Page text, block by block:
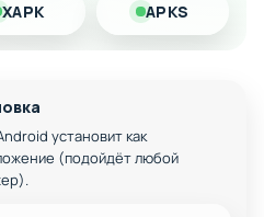
версию на Android прямо
XAPK APKS
установит как
(подойдёт любой